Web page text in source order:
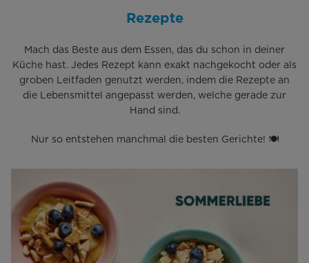
Rezepte
Mach das Beste aus dem Essen, das du schon in deiner
Küche hast. Jedes Rezept kann exakt nachgekocht oder als
groben Leitfaden genutzt werden, indem die Rezepte an
die Lebensmittel angepasst werden, welche gerade zur
Hand sind.
Nur so entstehen manchmal die besten Gerichte! 🍽️